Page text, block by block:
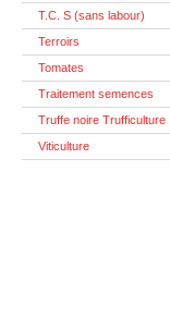
T.C. S (sans labour)
Terroirs
Tomates
Traitement semences
Truffe noire Trufficulture
Viticulture